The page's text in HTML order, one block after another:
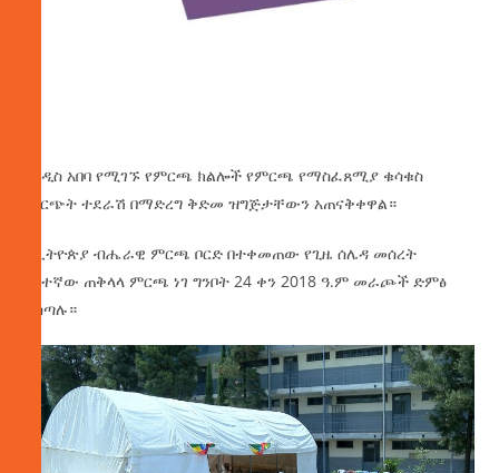
በአዲስ አበባ የሚገኙ የምርጫ ክልሎች የምርጫ የማስፈጸሚያ ቁሳቁስ
ሥርጭት ተደራሽ በማድረግ ቅድመ ዝግጅታቸውን አጠናቅቀዋል።
በኢትዮጵያ ብሔራዊ ምርጫ ቦርድ በተቀመጠው የጊዜ ሰሌዳ መሰረት
ሰባተኛው ጠቅላላ ምርጫ ነገ ግንቦት 24 ቀን 2018 ዓ.ም መራጮች ድምፅ
ይሰጣሉ።